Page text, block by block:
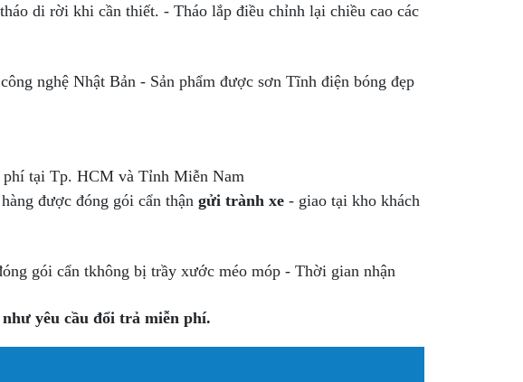
di rời khi cần thiết. - Tháo lắp điều chỉnh lại chiều cao các
nghệ Nhật Bản - Sản phẩm được sơn Tĩnh điện bóng đẹp
phí tại Tp. HCM và Tỉnh Miễn Nam
được đóng gói cẩn thận gửi trành xe- giao tại kho khách
gói cẩn tkhông bị trầy xước méo móp - Thời gian nhận
yêu cầu đổi trả miễn phí.